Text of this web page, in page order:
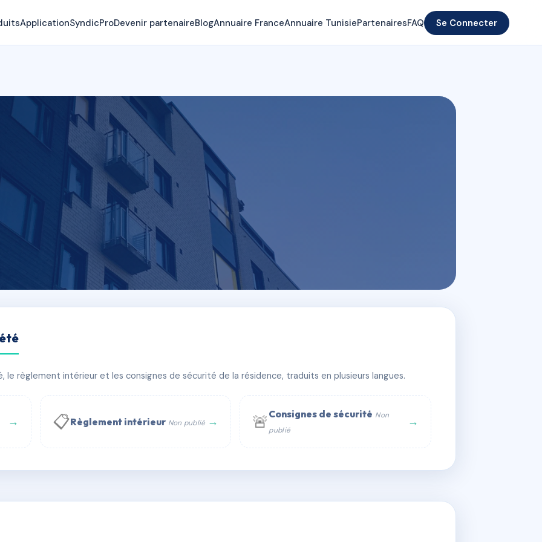
ApplicationSyndicProDevenir partenaireBlogAnnuaire FranceAnnuaire TunisiePartenairesFAQ Se Connecter
hulin
WhatsApp
règlement intérieur et les consignes de sécurité de la résidence, traduits en plusieurs langues.
→ 📋Règlement intérieur Non publié → 🚨 Consignes de sécurité Non
publié
→
AC6468516 🇫🇷